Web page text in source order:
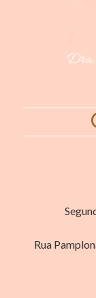
Rua